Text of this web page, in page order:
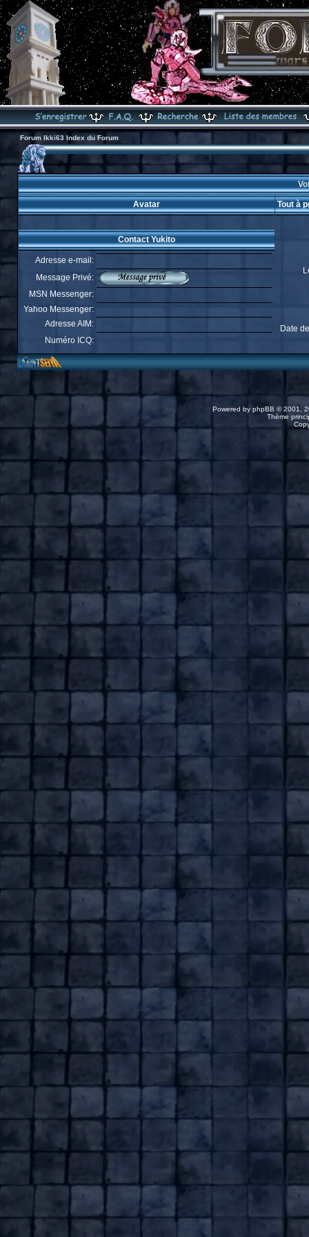
Forum Ikki63 Index du Forum
Avatar Tout à
Date
Contact Yukito
Adresse e-mail:
Message Privé:
MSN Messenger:
Yahoo Messenger:
Adresse AIM:
Numéro ICQ:
Powered by phpBB © 2001,
Thème